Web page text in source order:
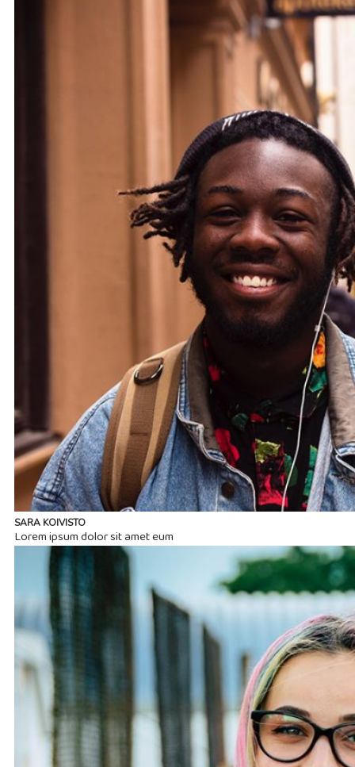
SARA KOIVISTO
Lorem ipsum dolor sit amet eum